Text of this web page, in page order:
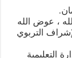
، عوض الله
الإشراف التربوي
، ( 2001 ) . الإدارة التعليمية